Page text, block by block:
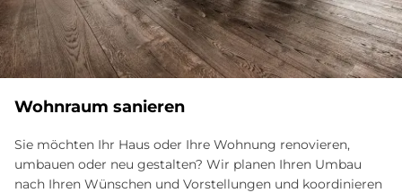
Wohnraum sanieren
Sie möchten Ihr Haus oder Ihre Wohnung renovieren,
umbauen oder neu gestalten? Wir planen Ihren Umbau
nach Ihren Wünschen und Vorstellungen und koordinieren